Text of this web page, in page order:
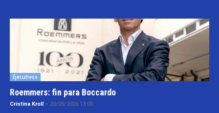
Ejecutivos
Roemmers: fin para Boccardo
Cristina Kroll - 20/05/2026 13:00